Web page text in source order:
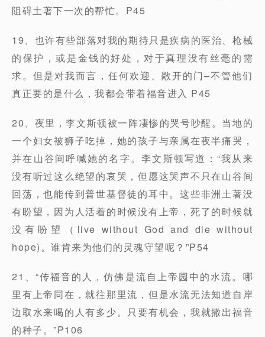
阻碍土著下一次的帮忙。P45
19、也许有些部落对我的期待只是疾病的医治、枪械
的保护，或是金钱的好处，对于真理没有丝毫的需
求。但是对我而言，任何欢迎、敞开的门–不管他们
真正要的是什么，我都会带着福音进入 P45
20、夜里，李文斯顿被一阵凄惨的哭号吵醒。当地的
一个妇女被狮子吃掉，她的孩子与亲属在夜半痛哭，
并在山谷间呼喊她的名字。李文斯顿写道：“我从来
没有听过这么绝望的哀哭，但愿这哭声不只在山谷间
回荡，也能传到普世基督徒的耳中。这些非洲土著没
有盼望，因为人活着的时候没有上帝，死了的时候就
没有盼望（live without God and die without
hope)。谁肯来为他们的灵魂守望呢？”P54
21、“传福音的人，仿佛是流自上帝园中的水流。哪
里有上帝同在，就往那里流，但是水流无法知道自岸
边取水来喝的人有多少。只要有机会，我就撒出福音
的种子。”P106